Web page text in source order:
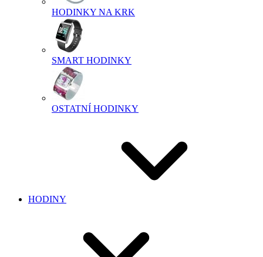
HODINKY NA KRK
SMART HODINKY
OSTATNÍ HODINKY
HODINY